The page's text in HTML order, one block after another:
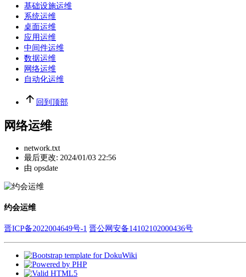
基础设施运维
系统运维
桌面运维
应用运维
中间件运维
数据运维
网络运维
自动化运维
回到顶部
网络运维
network.txt
最后更改: 2024/01/03 22:56
由 opsdate
约会运维
晋ICP备2022004649号-1 晋公网安备14102102000436号